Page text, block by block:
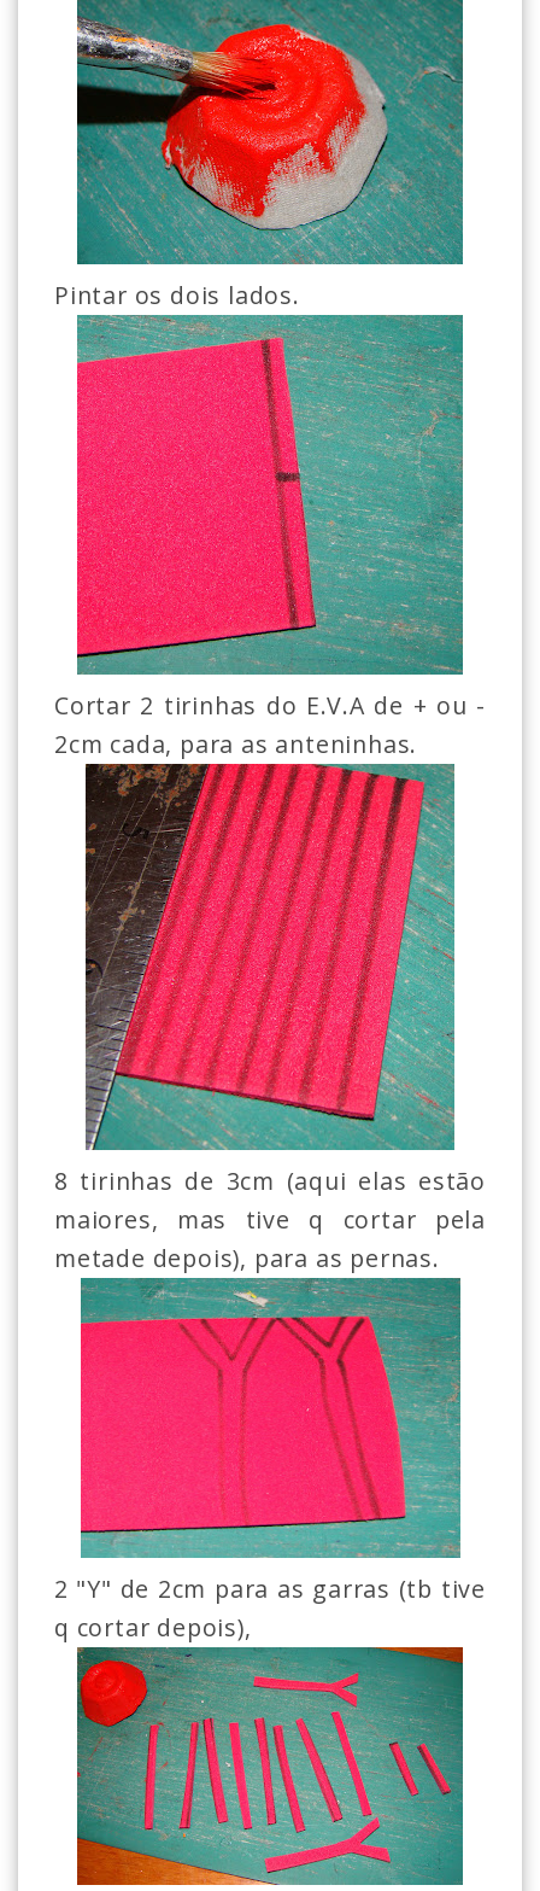
Pintar os dois lados.
Cortar 2 tirinhas do E.V.A de + ou -
2cm cada, para as anteninhas.
8 tirinhas de 3cm (aqui elas estão
maiores, mas tive q cortar pela
metade depois), para as pernas.
2 "Y" de 2cm para as garras (tb tive
q cortar depois),